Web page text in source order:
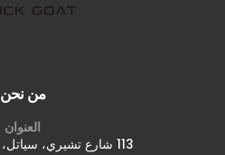
من نحن
العنوان
113 شارع تشيري، سياتل، واشنطن 98104